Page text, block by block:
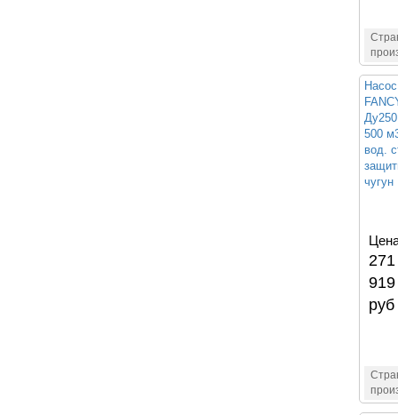
500
вод.
чугун
271
919
руб